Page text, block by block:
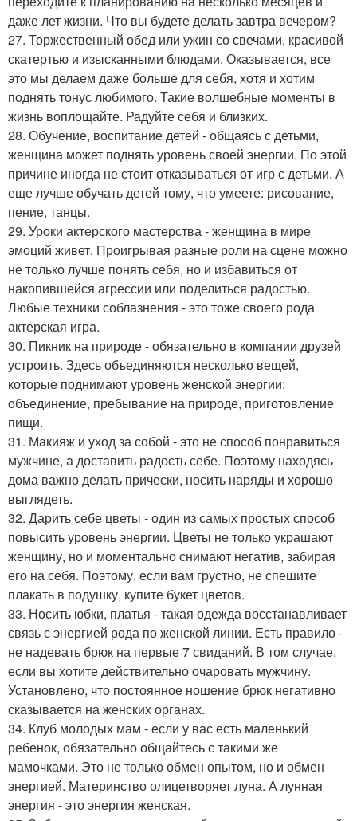
даже лет жизни. Что вы будете делать завтра вечером?
27. Торжественный обед или ужин со свечами, красивой
скатертью и изысканными блюдами. Оказывается, все
это мы делаем даже больше для себя, хотя и хотим
поднять тонус любимого. Такие волшебные моменты в
жизнь воплощайте. Радуйте себя и близких.
28. Обучение, воспитание детей - общаясь с детьми,
женщина может поднять уровень своей энергии. По этой
причине иногда не стоит отказываться от игр с детьми. А
еще лучше обучать детей тому, что умеете: рисование,
пение, танцы.
29. Уроки актерского мастерства - женщина в мире
эмоций живет. Проигрывая разные роли на сцене можно
не только лучше понять себя, но и избавиться от
накопившейся агрессии или поделиться радостью.
Любые техники соблазнения - это тоже своего рода
актерская игра.
30. Пикник на природе - обязательно в компании друзей
устроить. Здесь объединяются несколько вещей,
которые поднимают уровень женской энергии:
объединение, пребывание на природе, приготовление
пищи.
31. Макияж и уход за собой - это не способ понравиться
мужчине, а доставить радость себе. Поэтому находясь
дома важно делать прически, носить наряды и хорошо
выглядеть.
32. Дарить себе цветы - один из самых простых способ
повысить уровень энергии. Цветы не только украшают
женщину, но и моментально снимают негатив, забирая
его на себя. Поэтому, если вам грустно, не спешите
плакать в подушку, купите букет цветов.
33. Носить юбки, платья - такая одежда восстанавливает
связь с энергией рода по женской линии. Есть правило -
не надевать брюк на первые 7 свиданий. В том случае,
если вы хотите действительно очаровать мужчину.
Установлено, что постоянное ношение брюк негативно
сказывается на женских органах.
34. Клуб молодых мам - если у вас есть маленький
ребенок, обязательно общайтесь с такими же
мамочками. Это не только обмен опытом, но и обмен
энергией. Материнство олицетворяет луна. А лунная
энергия - это энергия женская.